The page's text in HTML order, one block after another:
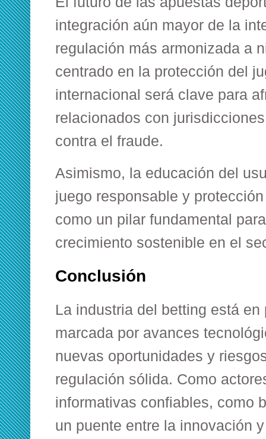
integración aún mayor de la
regulación más armonizada a
centrado en la protección del
internacional será clave para
relacionados con
contra el fraude.
Asimismo, la educación del
juego responsable y
como un pilar fundamental
crecimiento sostenible en el
Conclusión
La industria del betting está
marcada por avances
nuevas oportunidades y
regulación sólida. Como
informativas confiables, como
un puente entre la innovación